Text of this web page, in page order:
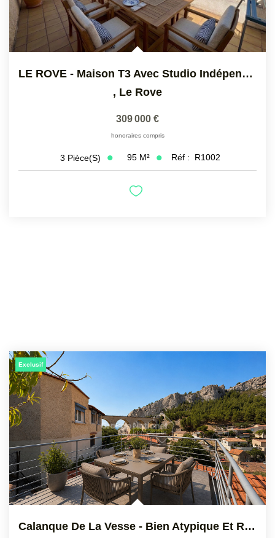
LE ROVE - Maison T3 Avec Studio Indépendant Et Vue Dégagée
, Le Rove
309 000 €
honoraires compris
3 Pièce(s) 95 M² Réf : R1002
Exclusif
Calanque De La Vesse - Bien Atypique Et Rare Avec Vue Mer,...